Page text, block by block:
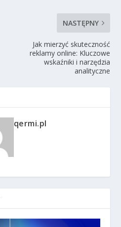
NASTĘPNY
Jak mierzyć skuteczność
reklamy online: Kluczowe
wskaźniki i narzędzia
analityczne
qermi.pl